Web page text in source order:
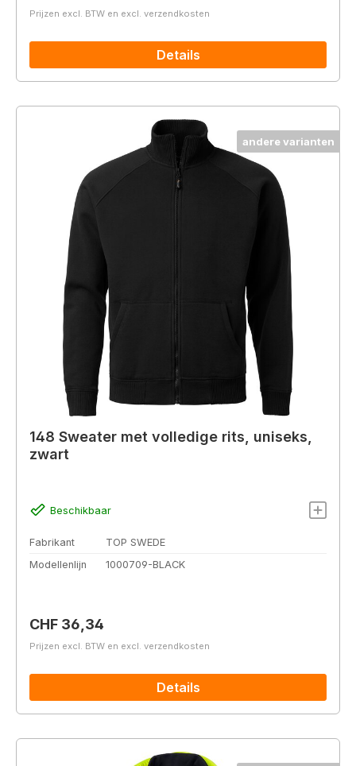
Prijzen excl. BTW en excl. verzendkosten
Details
andere varianten
148 Sweater met volledige rits, uniseks,
zwart
Beschikbaar
Fabrikant
TOP SWEDE
Modellenlijn
1000709-BLACK
Normale prijs:
CHF 36,34
Prijzen excl. BTW en excl. verzendkosten
Details